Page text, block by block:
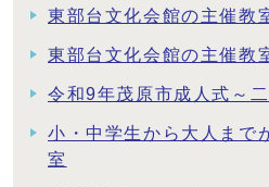
東部台文化会館の主催教
東部台文化会館の主催教
令和9年茂原市成人式～
小・中学生から大人まで
室